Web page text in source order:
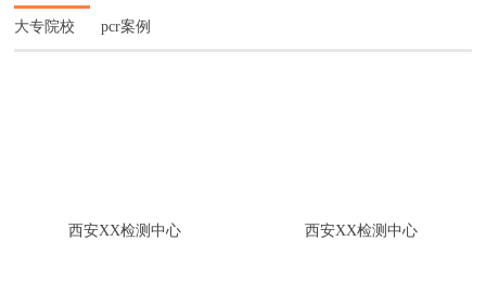
大专院校 pcr案例
西安XX检测中心 西安XX检测中心